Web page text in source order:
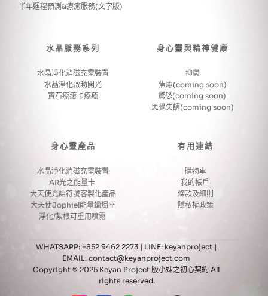
半年運程預測&療癒服務(文字版)
水晶服務系列
水晶淨化消磁充電裝置
水晶淨化啟動開光
寶石療癒卡療癒
身心靈與精神健康
抑鬱
焦慮(coming soon)
驚恐(coming soon)
思覺失調(coming soon)
身心靈產品
水晶淨化消磁充電裝置
AR光之能量卡
大天使光語符號客製化產品
大天使Jophiel能量蠟燭座
淨化/紮根可重用噴霧
有用連結
購物車
我的帳戶
條款及細則
隱私權政策
WHATSAPP: +852 9462 2273 | LINE: keyanproject
EMAIL: contact@keyanproject.com
Copyright © 2025 Keyan Project 殷小妹之初心契約 All
rights reserved.